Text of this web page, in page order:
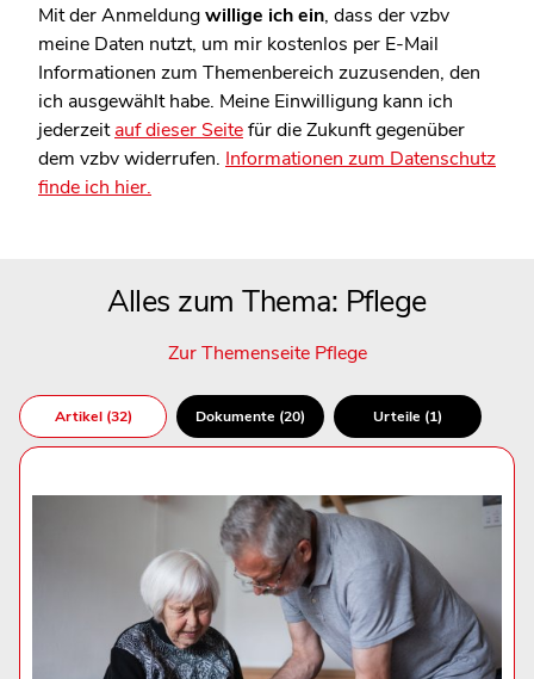
Mit der Anmeldungwillige ich ein, dass der vzbv
meine Daten nutzt, um mir kostenlos per E-Mail
Informationen zum Themenbereich zuzusenden, den
ich ausgewählt habe. Meine Einwilligung kann ich
jederzeitauf dieser Seitefür die Zukunft gegenüber
dem vzbv widerrufen. Informationen zum Datenschutz
finde ich hier.
Alles zum Thema: Pflege
Zur Themenseite Pflege
Artikel (32) Dokumente (20) Urteile (1)